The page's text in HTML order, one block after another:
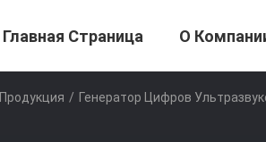
Главная Страница О
Продукция / Генератор Цифров